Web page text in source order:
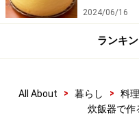
キャベツ等が飛び出ない
2024/06/16
ランキ
All About > 暮らし > 料
炊飯器で作